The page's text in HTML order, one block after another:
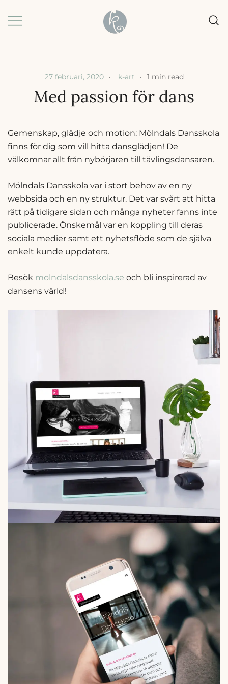
to
27 februari, 2020 k-art 1 min read
Med passion för dans
Gemenskap, glädje och motion: Mölndals Dansskola
finns för dig som vill hitta dansglädjen! De
välkomnar allt från nybörjaren till tävlingsdansaren.
Mölndals Dansskola var i stort behov av en ny
webbsida och en ny struktur. Det var svårt att hitta
rätt på tidigare sidan och många nyheter fanns inte
publicerade. Önskemål var en koppling till deras
sociala medier samt ett nyhetsflöde som de själva
enkelt kunde uppdatera.
Besök molndalsdansskola.se och bli inspirerad av
dansens värld!